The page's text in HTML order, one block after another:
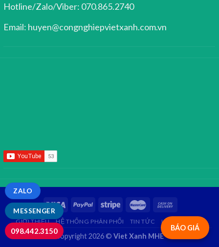
Hotline/Zalo/Viber: 070.865.2740
Email: huyen@congnghiepvietxanh.com.vn
BÁO GIÁ
GIỚI THIỆU HỆ THỐNG PHÂN PHỐI TIN TỨC LIÊN HỆ
Copyright 2026 © Viet Xanh MHE
MESSENGER
ZALO
098.442.3150